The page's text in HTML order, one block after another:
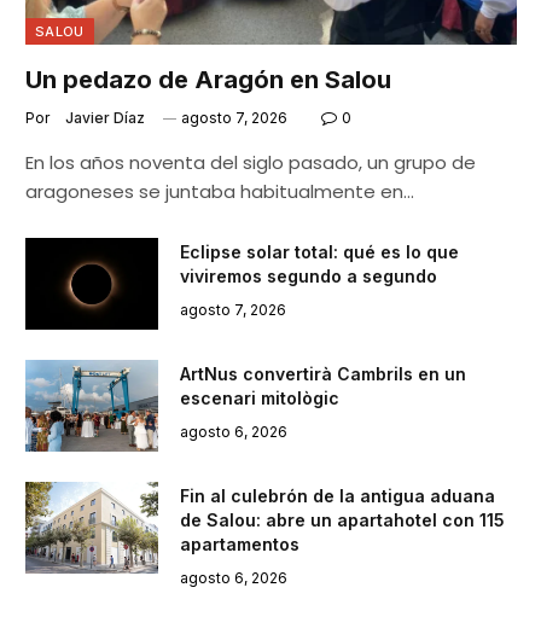
SALOU
Un pedazo de Aragón en Salou
Por Javier Díaz agosto 7, 2026 0
En los años noventa del siglo pasado, un grupo de
aragoneses se juntaba habitualmente en…
Eclipse solar total: qué es lo que
viviremos segundo a segundo
agosto 7, 2026
ArtNus convertirà Cambrils en un
escenari mitològic
agosto 6, 2026
Fin al culebrón de la antigua aduana
de Salou: abre un apartahotel con 115
apartamentos
agosto 6, 2026